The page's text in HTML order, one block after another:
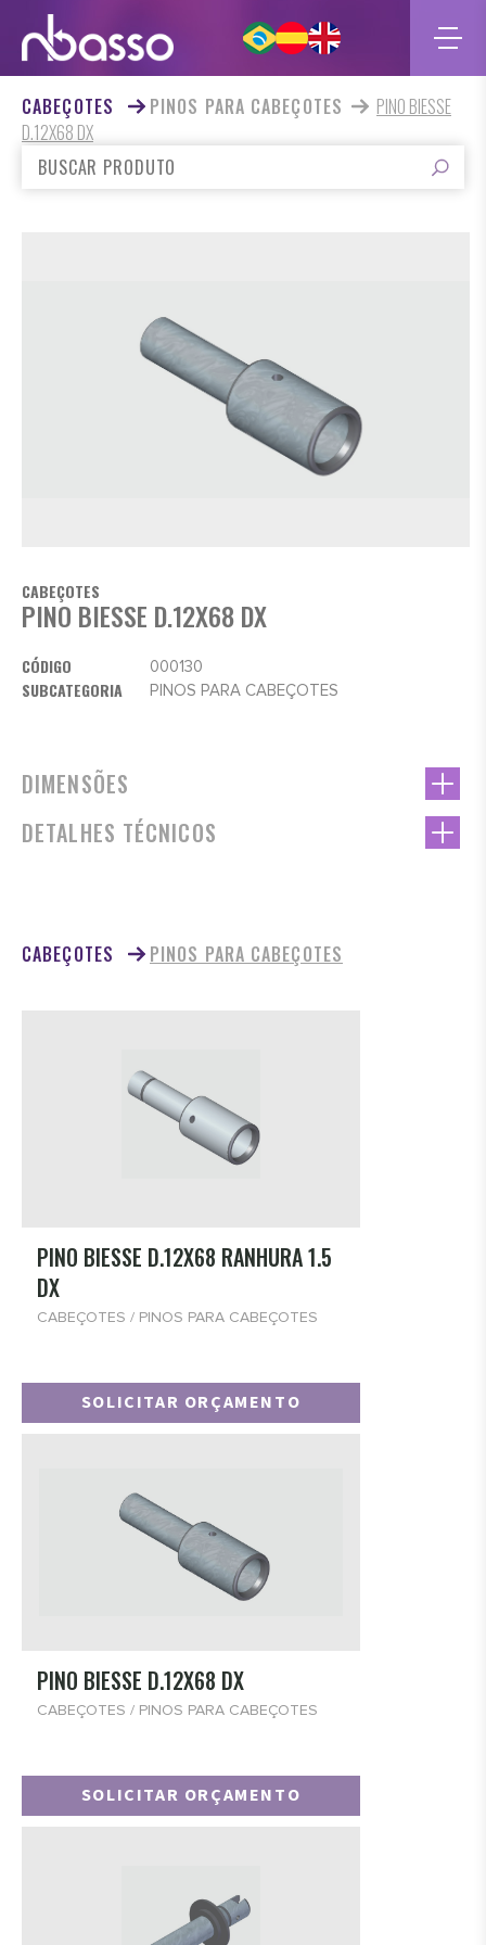
CABEÇOTES PINOS PARA CABEÇOTES
PINO BIESSE
D.12X68 DX
CABEÇOTES
PINO BIESSE D.12X68 DX
CÓDIGO 000130
SUBCATEGORIA PINOS PARA CABEÇOTES
DIMENSÕES
DETALHES TÉCNICOS
CABEÇOTES PINOS PARA CABEÇOTES
PINO BIESSE D.12X68 RANHURA 1.5
DX
CABEÇOTES / PINOS PARA CABEÇOTES
SOLICITAR ORÇAMENTO
PINO BIESSE D.12X68 DX
CABEÇOTES / PINOS PARA CABEÇOTES
SOLICITAR ORÇAMENTO